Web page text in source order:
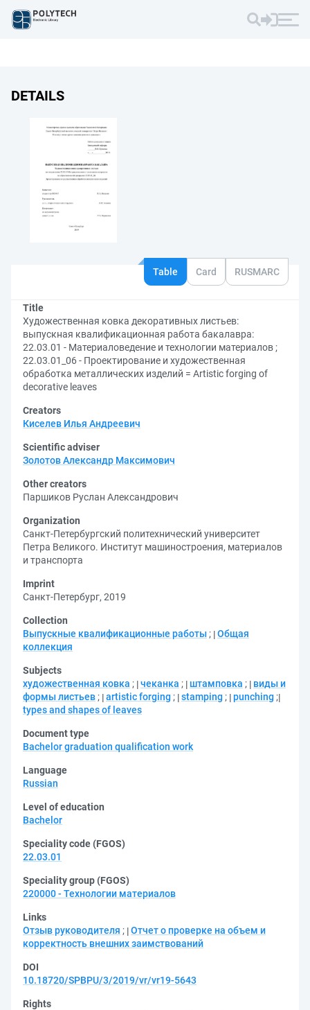
DETAILS
Table Card RUSMARC
Title
Художественная ковка декоративных листьев:
выпускная квалификационная работа бакалавра:
22.03.01 - Материаловедение и технологии материалов ;
22.03.01_06 - Проектирование и художественная
обработка металлических изделий = Artistic forging of
decorative leaves
Creators
Киселев Илья Андреевич
Scientific adviser
Золотов Александр Максимович
Other creators
Паршиков Руслан Александрович
Organization
Санкт-Петербургский политехнический университет
Петра Великого. Институт машиностроения, материалов
и транспорта
Imprint
Санкт-Петербург, 2019
Collection
Выпускные квалификационные работы ; Общая
коллекция
Subjects
художественная ковка ; чеканка ; штамповка ;
виды и
формы листьев ; artistic forging ; stamping ; punching ;
types and shapes of leaves
Document type
Bachelor graduation qualification work
Language
Russian
Level of education
Bachelor
Speciality code (FGOS)
22.03.01
Speciality group (FGOS)
220000 - Технологии материалов
Links
Отзыв руководителя ; Отчет о проверке на объем и
корректность внешних заимствований
DOI
10.18720/SPBPU/3/2019/vr/vr19-5643
Rights